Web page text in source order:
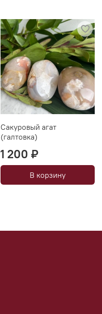
Сакуровый агат
(галтовка)
1 200 ₽
В корзину